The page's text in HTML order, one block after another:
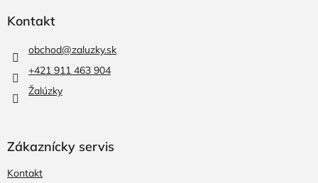
Kontakt
obchod@zaluzky.sk
+421 911 463 904
Žalúzky
Zákaznícky servis
Kontakt